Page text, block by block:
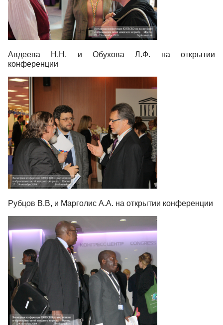
Авдеева Н.Н. и Обухова Л.Ф. на открытии
конференции
Рубцов В.В, и Марголис А.А. на открытии конференции